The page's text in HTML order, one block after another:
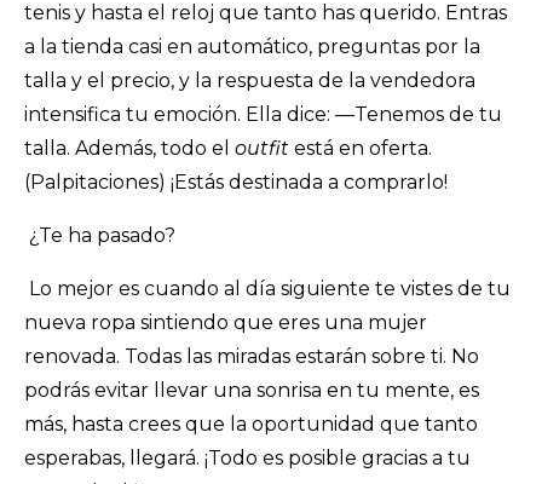
tenis y hasta el reloj que tanto has querido. Entras
a la tienda casi en automático, preguntas por la
talla y el precio, y la respuesta de la vendedora
intensifica tu emoción. Ella dice: —Tenemos de tu
talla. Además, todo el outfit está en oferta.
(Palpitaciones) ¡Estás destinada a comprarlo!
¿Te ha pasado?
Lo mejor es cuando al día siguiente te vistes de tu
nueva ropa sintiendo que eres una mujer
renovada. Todas las miradas estarán sobre ti. No
podrás evitar llevar una sonrisa en tu mente, es
más, hasta crees que la oportunidad que tanto
esperabas, llegará. ¡Todo es posible gracias a tu